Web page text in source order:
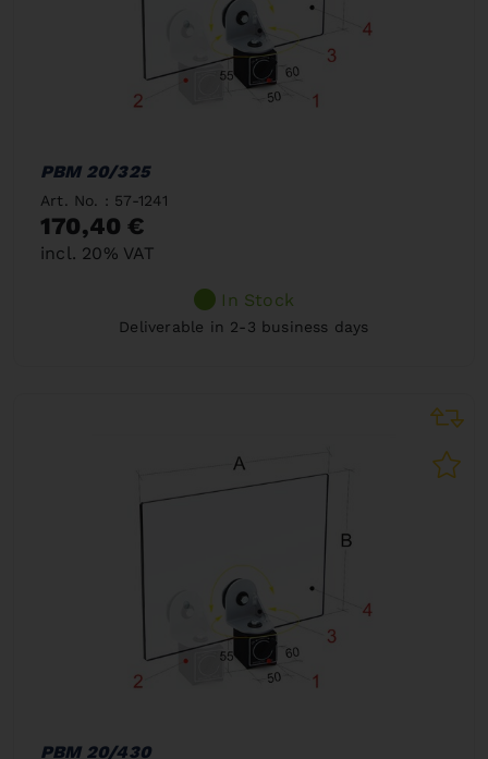
PBM 20/325
Art. No. : 57-1241
170,40 €
incl. 20% VAT
In Stock
Deliverable in 2-3 business days
PBM 20/430